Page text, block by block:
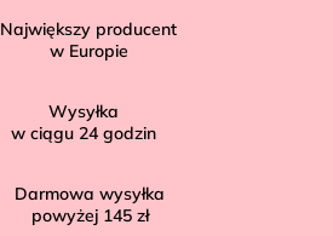
Największy producent
w Europie
Wysyłka
w ciągu 24 godzin
Darmowa wysyłka
powyżej 145 zł